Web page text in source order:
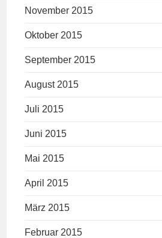
November 2015
Oktober 2015
September 2015
August 2015
Juli 2015
Juni 2015
Mai 2015
April 2015
März 2015
Februar 2015